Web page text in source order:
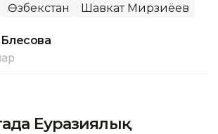
Өзбекстан Шавкат Мирзиёев
Еуразиялық